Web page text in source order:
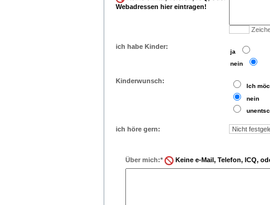
Webadressen hier eintragen!
ich habe Kinder:
ja
nein..
Kinderwunsch:
Ich
nein
ich höre gern:
Über mich:* Keine e-Mail, Telefon, ICQ,